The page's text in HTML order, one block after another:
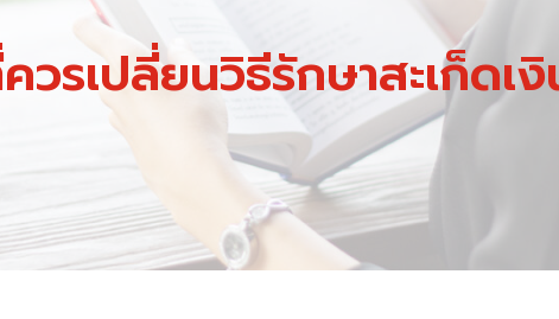
วรเปลี่ยนวิธีรักษาสะเก็ดเ